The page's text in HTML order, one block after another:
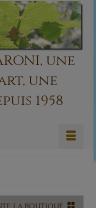
une
une
1958
LA BOUTIQUE